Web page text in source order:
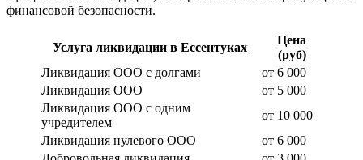
финансовой безопасности.
Услуга ликвидации в Ессентуках
Цена
(руб)
Ликвидация ООО с долгами
от 6 000
Ликвидация ООО
от 5 000
Ликвидация ООО с одним
учредителем
от 10 000
Ликвидация нулевого ООО
от 6 000